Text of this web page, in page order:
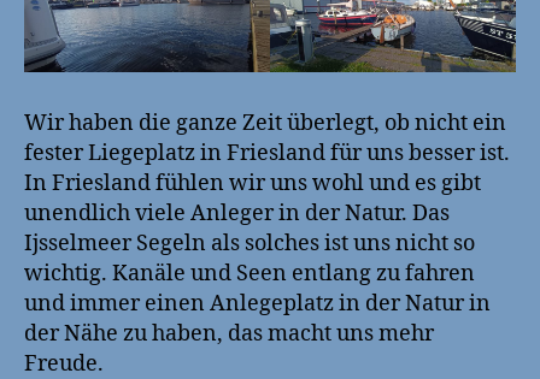
Wir haben die ganze Zeit überlegt, ob nicht ein
fester Liegeplatz in Friesland für uns besser ist.
In Friesland fühlen wir uns wohl und es gibt
unendlich viele Anleger in der Natur. Das
Ijsselmeer Segeln als solches ist uns nicht so
wichtig. Kanäle und Seen entlang zu fahren
und immer einen Anlegeplatz in der Natur in
der Nähe zu haben, das macht uns mehr
Freude.